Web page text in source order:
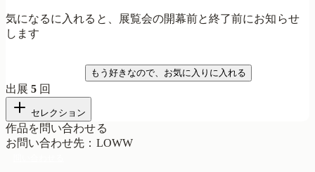
気になるに入れると、展覧会の開幕前と終了前にお知らせ
します
もう好きなので、お気に入りに入れる
出展5 回
セレクション
作品を問い合わせる
お問い合わせ先 ： LOWW